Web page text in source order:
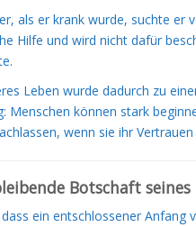
als er krank wurde, suchte er
Hilfe und wird nicht dafür
Leben wurde dadurch zu
Menschen können stark
wenn sie ihr
Botschaft seines
ein entschlossener Anfang